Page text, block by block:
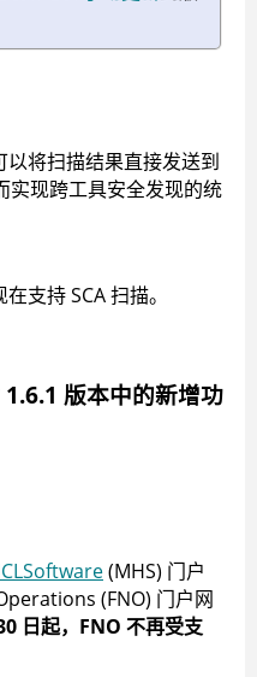
以将扫描结果直接发送到
实现跨工具安全发现的统
支持 SCA 扫描。
1.6.1 版本中的新增功
(MHS) 门户
(FNO) 门户网
日起，FNO 不再受支